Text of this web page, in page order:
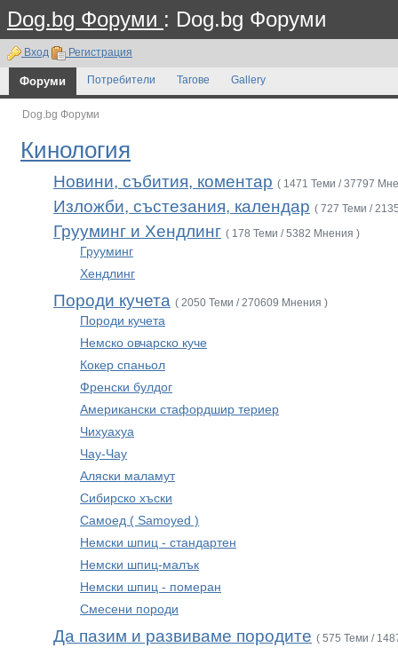
Dog.bg Форуми : Dog.bg Форуми
Вход Регистрация
Форуми Потребители Тагове Gallery
Dog.bg Форуми
Кинология
Новини, събития, коментар ( 1471 Теми / 37797
Изложби, състезания, календар ( 727 Теми /
Грууминг и Хендлинг ( 178 Теми / 5382 Мнения )
Грууминг
Хендлинг
Породи кучета ( 2050 Теми / 270609 Мнения )
Породи кучета
Немско овчарско куче
Кокер спаньол
Френски булдог
Американски стафордшир териер
Чихуахуа
Чау-Чау
Аляски маламут
Сибирско хъски
Самоед ( Samoyed )
Немски шпиц - стандартен
Немски шпиц-малък
Немски шпиц - померан
Смесени породи
Да пазим и развиваме породите ( 575 Теми /